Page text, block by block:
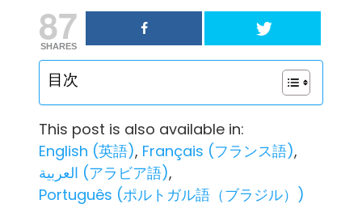
87
SHARES
目次
This post is also available in:
English (英語) Français (フランス語)
العربية (アラビア語)
Português (ポルトガル語（ブラジル） )